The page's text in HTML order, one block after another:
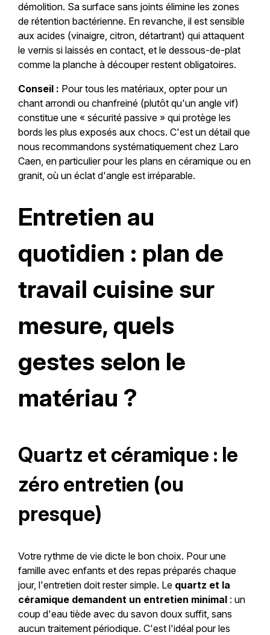
démolition. Sa surface sans joints élimine les zones
de rétention bactérienne. En revanche, il est sensible
aux acides (vinaigre, citron, détartrant) qui attaquent
le vernis si laissés en contact, et le dessous-de-plat
comme la planche à découper restent obligatoires.
Conseil : Pour tous les matériaux, opter pour un
chant arrondi ou chanfreiné (plutôt qu'un angle vif)
constitue une « sécurité passive » qui protège les
bords les plus exposés aux chocs. C'est un détail que
nous recommandons systématiquement chez Laro
Caen, en particulier pour les plans en céramique ou en
granit, où un éclat d'angle est irréparable.
Entretien au
quotidien : plan de
travail cuisine sur
mesure, quels
gestes selon le
matériau ?
Quartz et céramique : le
zéro entretien (ou
presque)
Votre rythme de vie dicte le bon choix. Pour une
famille avec enfants et des repas préparés chaque
jour, l'entretien doit rester simple. Le quartz et la
céramique demandent un entretien minimal: un
coup d'eau tiède avec du savon doux suffit, sans
aucun traitement périodique. C'est l'idéal pour les